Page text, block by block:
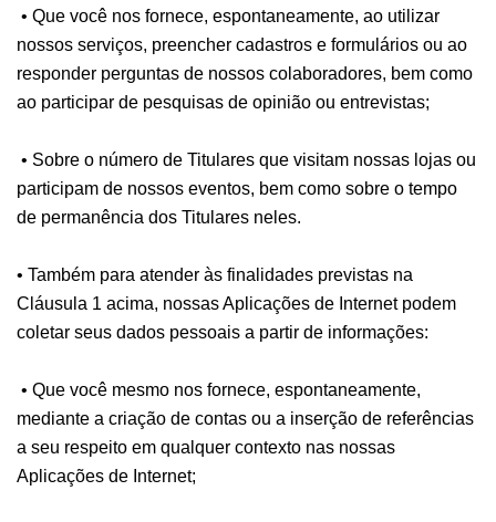
• Que você nos fornece, espontaneamente, ao utilizar
nossos serviços, preencher cadastros e formulários ou ao
responder perguntas de nossos colaboradores, bem como
ao participar de pesquisas de opinião ou entrevistas;
• Sobre o número de Titulares que visitam nossas lojas ou
participam de nossos eventos, bem como sobre o tempo
de permanência dos Titulares neles.
• Também para atender às finalidades previstas na
Cláusula 1 acima, nossas Aplicações de Internet podem
coletar seus dados pessoais a partir de informações:
• Que você mesmo nos fornece, espontaneamente,
mediante a criação de contas ou a inserção de referências
a seu respeito em qualquer contexto nas nossas
Aplicações de Internet;